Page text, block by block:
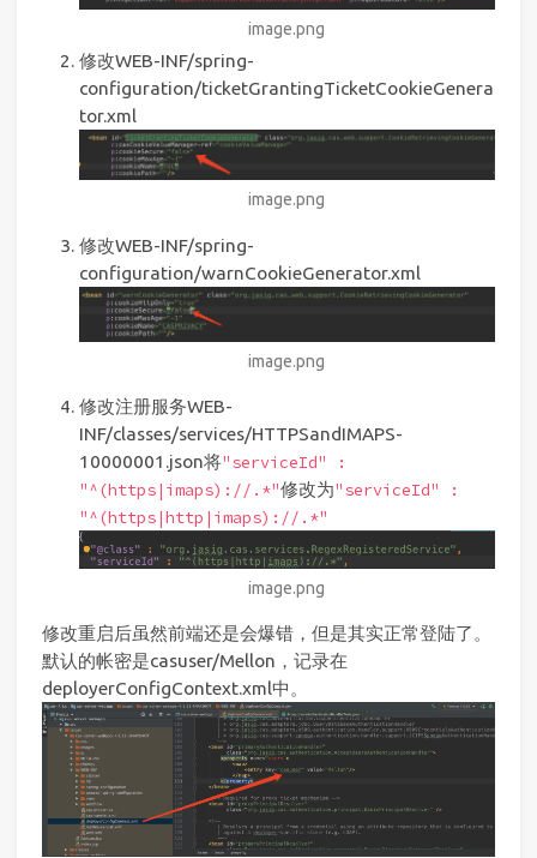
image.png
修改WEB-INF/spring-
configuration/ticketGrantingTicketCookieGenera
tor.xml
image.png
修改WEB-INF/spring-
configuration/warnCookieGenerator.xml
image.png
修改注册服务WEB-
INF/classes/services/HTTPSandIMAPS-
10000001.json将"serviceId" :
"^(https|imaps)://.*"修改为"serviceId" :
"^(https|http|imaps)://.*"
image.png
修改重启后虽然前端还是会爆错，但是其实正常登陆了。
默认的帐密是casuser/Mellon，记录在
deployerConfigContext.xml中。